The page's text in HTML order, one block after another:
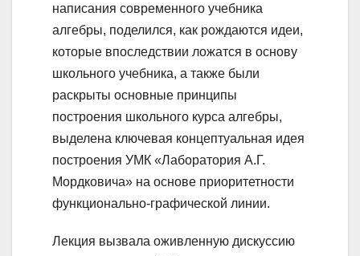
написания современного учебника
алгебры, поделился, как рождаются идеи,
которые впоследствии ложатся в основу
школьного учебника, а также были
раскрыты основные принципы
построения школьного курса алгебры,
выделена ключевая концептуальная идея
построения УМК «Лаборатория А.Г.
Мордковича» на основе приоритетности
функционально-графической линии.
Лекция вызвала оживленную дискуссию